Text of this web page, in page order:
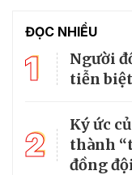
ĐỌC NHIỀU
1
Người
tiễn
2
Ký ức
thành
đồng